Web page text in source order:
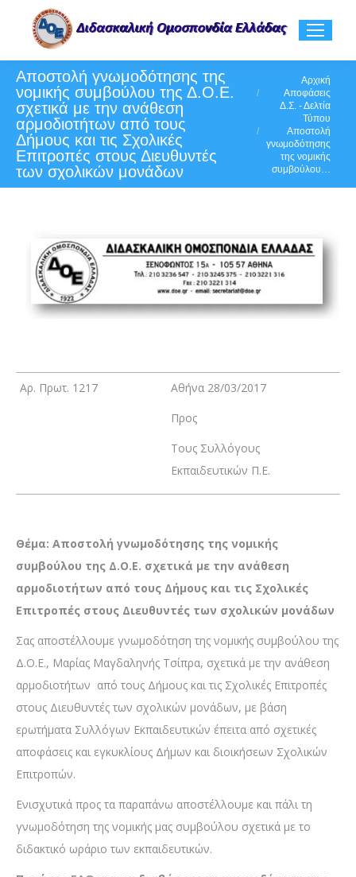
Αποστολή γνωμοδότησης της
νομικής συμβούλου της Δ.Ο.Ε.
σχετικά με την ανάθεση
αρμοδιοτήτων από τους
Δήμους και τις Σχολικές
Επιτροπές στους Διευθυντές
των σχολικών μονάδων
You are here:Αρχική
Αποφάσεις
Δ.Σ. - Δελτία
Τύπου
Αποστολή
γνωμοδότησης
της νομικής
συμβούλου…
Αρ. Πρωτ. 1217
Αθήνα 28/03/2017
Προς
Τους Συλλόγους
Εκπαιδευτικών Π.Ε.
Θέμα: Αποστολή γνωμοδότησης της νομικής
συμβούλου της Δ.Ο.Ε. σχετικά με την ανάθεση
αρμοδιοτήτων από τους Δήμους και τις Σχολικές
Επιτροπές στους Διευθυντές των σχολικών μονάδων
Σας αποστέλλουμε γνωμοδότηση της νομικής συμβούλου της
Δ.Ο.Ε., Μαρίας Μαγδαληνής Τσίπρα, σχετικά με την ανάθεση
αρμοδιοτήτων από τους Δήμους και τις Σχολικές Επιτροπές
στους Διευθυντές των σχολικών μονάδων, με βάση
ερωτήματα Συλλόγων Εκπαιδευτικών έπειτα από σχετικές
αποφάσεις και εγκυκλίους Δήμων και διοικήσεων Σχολικών
Επιτροπών.
Ενισχυτικά προς τα παραπάνω αποστέλλουμε και πάλι τη
γνωμοδότηση της νομικής μας συμβούλου σχετικά με το
διδακτικό ωράριο των εκπαιδευτικών.